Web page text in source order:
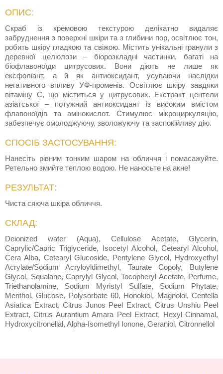
ОПИС:
Скраб із кремовою текстурою делікатно видаляє
забруднення з поверхні шкіри та з глибини пор, освітлює тон,
робить шкіру гладкою та свіжою. Містить унікальні гранули з
деревної целюлози – біорозкладні частинки, багаті на
біофлавоноїди цитрусових. Вони діють не лише як
ексфоліант, а й як антиоксидант, усуваючи наслідки
негативного впливу УФ-променів. Освітлює шкіру завдяки
вітаміну С, що міститься у цитрусових. Екстракт центели
азіатської – потужний антиоксидант із високим вмістом
флавоноїдів та амінокислот. Стимулює мікроциркуляцію,
забезпечує омолоджуючу, зволожуючу та заспокійливу дію.
СПОСІБ ЗАСТОСУВАННЯ:
Нанесіть рівним тонким шаром на обличчя і помасажуйте.
Ретельно змийте теплою водою. Не наносьте на акне!
РЕЗУЛЬТАТ:
Чиста сяюча шкіра обличчя.
СКЛАД:
Deionized water (Aqua), Cellulose Acetate, Glycerin,
Caprylic/Capric Triglyceride, Isocetyl Alcohol, Cetearyl Alcohol,
Cera Alba, Cetearyl Glucoside, Pentylene Glycol, Hydroxyethyl
Acrylate/Sodium Acryloyldimethyl, Taurate Copoly, Butylene
Glycol, Squalane, Caprylyl Glycol, Tocopheryl Acetate, Perfume,
Triethanolamine, Sodium Myristyl Sulfate, Sodium Phytate,
Menthol, Glucose, Polysorbate 60, Honokiol, Magnolol, Centella
Asiatica Extract, Citrus Junos Peel Extract, Citrus Unshiu Peel
Extract, Citrus Aurantium Amara Peel Extract, Hexyl Cinnamal,
Hydroxycitronellal, Alpha-Isomethyl Ionone, Geraniol, Citronnellol